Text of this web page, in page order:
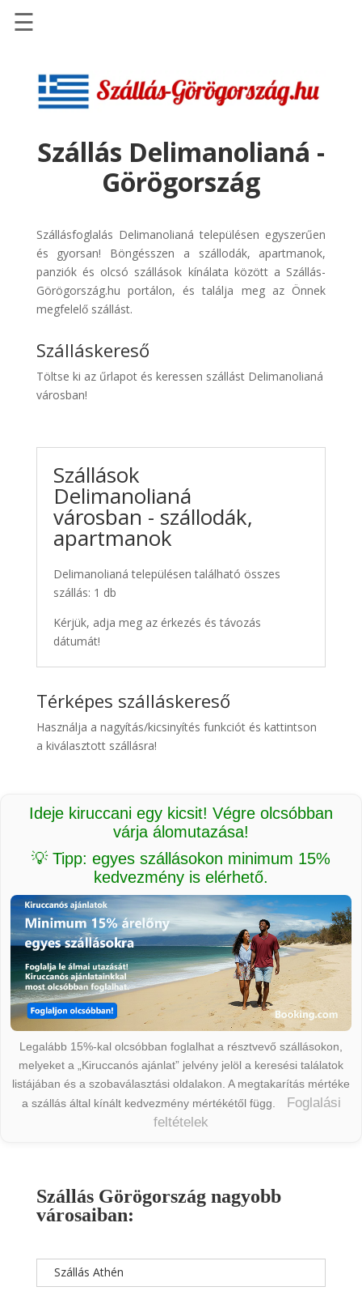
Szállások
Repülőjegy
pénzvisszatérítéssel
Discover
Cars
Transzfer
Kiwi
Taxi
☰
Szállás Delimanolianá -
Görögország
Szállásfoglalás Delimanolianá településen egyszerűen
és gyorsan! Böngésszen a szállodák, apartmanok,
panziók és olcsó szállások kínálata között a Szállás-
Görögország.hu portálon, és találja meg az Önnek
megfelelő szállást.
Szálláskereső
Töltse ki az űrlapot és keressen szállást Delimanolianá
városban!
Szállások
Delimanolianá
városban - szállodák,
apartmanok
Delimanolianá településen található összes
szállás: 1 db
Kérjük, adja meg az érkezés és távozás
dátumát!
Térképes szálláskereső
Használja a nagyítás/kicsinyítés funkciót és kattintson
a kiválasztott szállásra!
Ideje kiruccani egy kicsit! Végre olcsóbban
várja álomutazása!
💡 Tipp: egyes szállásokon minimum 15%
kedvezmény is elérhető.
Legalább 15%-kal olcsóbban foglalhat a résztvevő szállásokon,
melyeket a „Kiruccanós ajánlat” jelvény jelöl a keresési találatok
listájában és a szobaválasztási oldalakon. A megtakarítás mértéke
a szállás által kínált kedvezmény mértékétől függ.
Foglalási
feltételek
Szállás Görögország nagyobb
városaiban:
Szállás Athén